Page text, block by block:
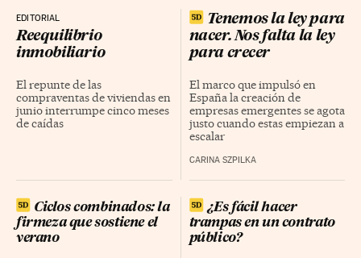
EDITORIAL
Reequilibrio
inmobiliario
El repunte de las
compraventas de viviendas en
junio interrumpe cinco meses
de caídas
Tenemos la ley para
nacer. Nos falta la ley
para crecer
CARINA SZPILKA
El marco que impulsó en
España la creación de
empresas emergentes se agota
justo cuando estas empiezan a
escalar
Ciclos combinados: la
firmeza que sostiene el
verano
¿Es fácil hacer
trampas en un contrato
público?